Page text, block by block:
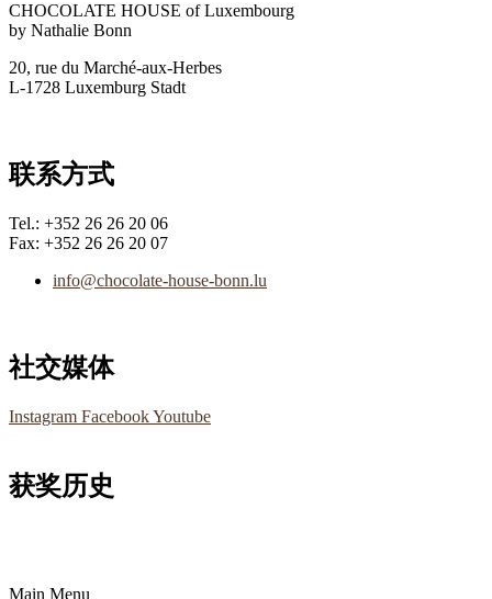
CHOCOLATE HOUSE of Luxembourg
by Nathalie Bonn
20, rue du Marché-aux-Herbes
L-1728 Luxemburg Stadt
联系方式
Tel.: +352 26 26 20 06
Fax: +352 26 26 20 07
info@chocolate-house-bonn.lu
社交媒体
Instagram FacebookYoutube
获奖历史
Main Menu